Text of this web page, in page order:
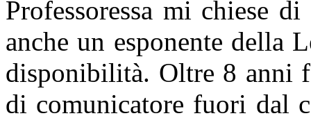
Professoressa mi chiese
anche un esponente della
disponibilità. Oltre 8 anni
di comunicatore fuori dal